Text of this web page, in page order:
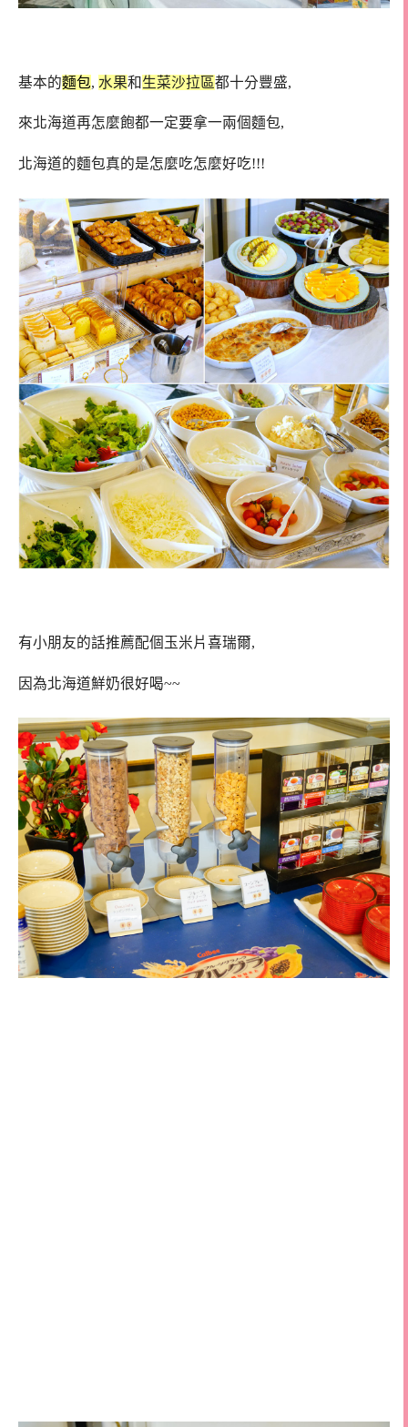
基本的麵包, 水果和 生菜沙拉區都十分豐盛,
來北海道再怎麼飽都一定要拿一兩個麵包,
北海道的麵包真的是怎麼吃怎麼好吃!!!
有小朋友的話推薦配個玉米片喜瑞爾,
因為北海道鮮奶很好喝~~